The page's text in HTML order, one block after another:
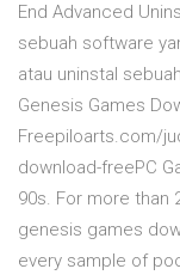
End Advanced
sebuah software
atau uninstal
Genesis Games
Freepiloarts.com/
download-freePC
90s. For more than
genesis games
every sample of